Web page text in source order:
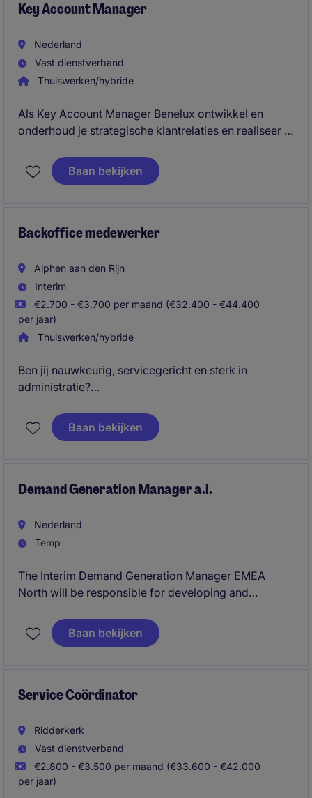
intensief samen met interne stakeholders zoals
Key Account Manager
Nederland
Vast dienstverband
Thuiswerken/hybride
Als Key Account Manager Benelux ontwikkel en
onderhoud je strategische klantrelaties en realiseer je
identificeert kansen binnen industriële en automotive
distributie, bouwt een sterke pipeline en sluit
internationale stakeholders.
Baan bekijken
Backoffice medewerker
Alphen aan den Rijn
Interim
€2.700 - €3.700 per maand (€32.400 - €44.400
per jaar)
Thuiswerken/hybride
Ben jij nauwkeurig, servicegericht en sterk in
administratie?
jij de spil in het administratieve proces. Je bewaakt
de voortgang, zorgt voor een vlekkeloze
Baan bekijken
Demand Generation Manager a.i.
Nederland
Temp
The Interim Demand Generation Manager EMEA
North will be responsible for developing and
across the UK&I, Benelux, and Nordic markets. The
role focuses on pipeline creation, campaign
programs and events.
Baan bekijken
Service Coördinator
Ridderkerk
Vast dienstverband
€2.800 - €3.500 per maand (€33.600 - €42.000
per jaar)